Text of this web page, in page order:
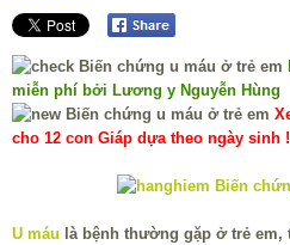
miễn phí bởi Lương y Nguyễn Hùng
cho 12 con Giáp dựa theo ngày sinh
U máu là bệnh thường gặp ở trẻ